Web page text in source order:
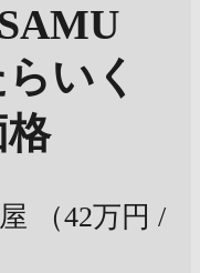
いく
（42万円 /